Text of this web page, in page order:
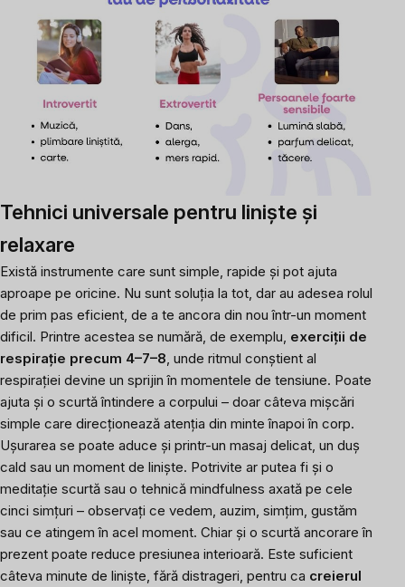
Tehnici universale pentru liniște și
relaxare
Există instrumente care sunt simple, rapide și pot ajuta
aproape pe oricine. Nu sunt soluția la tot, dar au adesea rolul
de prim pas eficient, de a te ancora din nou într-un moment
dificil. Printre acestea se numără, de exemplu, exerciții de
respirație precum 4–7–8 , unde ritmul conștient al
respirației devine un sprijin în momentele de tensiune. Poate
ajuta și o scurtă întindere a corpului – doar câteva mișcări
simple care direcționează atenția din minte înapoi în corp.
Ușurarea se poate aduce și printr-un masaj delicat, un duș
cald sau un moment de liniște. Potrivite ar putea fi și o
meditație scurtă sau o tehnică mindfulness axată pe cele
cinci simțuri – observați ce vedem, auzim, simțim, gustăm
sau ce atingem în acel moment. Chiar și o scurtă ancorare în
prezent poate reduce presiunea interioară. Este suficient
câteva minute de liniște, fără distrageri, pentru ca creierul